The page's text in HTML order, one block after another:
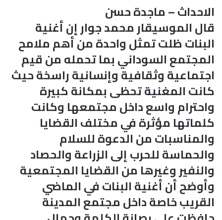
الاحداث – ماجدة حسن
قال الموسيقار محمد جوار إن أغنية
البنات ظلت تمثل واحدة من أهم ملامح
المجتمع السوداني بما تحمله من قيم
اجتماعية وثقافية وإنسانية راسخة حيث
كانت المغنية تحظى بمكانة كبيرة
واحترام واسع داخل مجتمعها وكانت
كلماتها مؤثرة في مختلف القضايا
والمناسبات من الدعوة للسلام
والحماسة للحرب إلى الزراعة والحصاد
والنفير وغيرها من القضايا المجتمعية
وأوضح أن أغنية البنات في الماضي
القريب خاصة داخل مجتمع المدينة